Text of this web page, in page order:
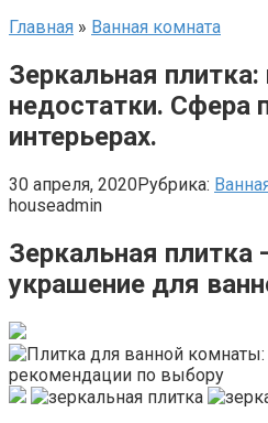
Главная » Ванная комната
Зеркальная
недостатки. Сфера
интерьерах.
30 апреля, 2020Рубрика:
houseadmin
Зеркальная плитка
украшение для